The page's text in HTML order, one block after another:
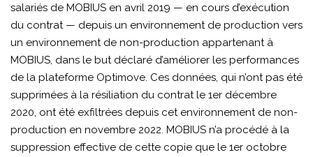
salariés de MOBIUS en avril 2019 — en cours d’exécution
du contrat — depuis un environnement de production vers
un environnement de non-production appartenant à
MOBIUS, dans le but déclaré d’améliorer les performances
de la plateforme Optimove. Ces données, qui n’ont pas été
supprimées à la résiliation du contrat le 1er décembre
2020, ont été exfiltrées depuis cet environnement de non-
production en novembre 2022. MOBIUS n’a procédé à la
suppression effective de cette copie que le 1er octobre